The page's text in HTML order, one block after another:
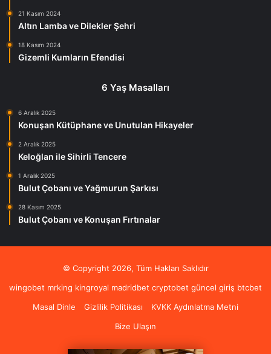
21 Kasım 2024
Altın Lamba ve Dilekler Şehri
18 Kasım 2024
Gizemli Kumların Efendisi
6 Yaş Masalları
6 Aralık 2025
Konuşan Kütüphane ve Unutulan Hikayeler
2 Aralık 2025
Keloğlan ile Sihirli Tencere
1 Aralık 2025
Bulut Çobanı ve Yağmurun Şarkısı
28 Kasım 2025
Bulut Çobanı ve Konuşan Fırtınalar
© Copyright 2026, Tüm Hakları Saklıdır
wingobet mrking kingroyal madridbet cryptobet güncel giriş btcbet
Masal Dinle
Gizlilik Politikası
KVKK Aydınlatma Metni
Bize Ulaşın